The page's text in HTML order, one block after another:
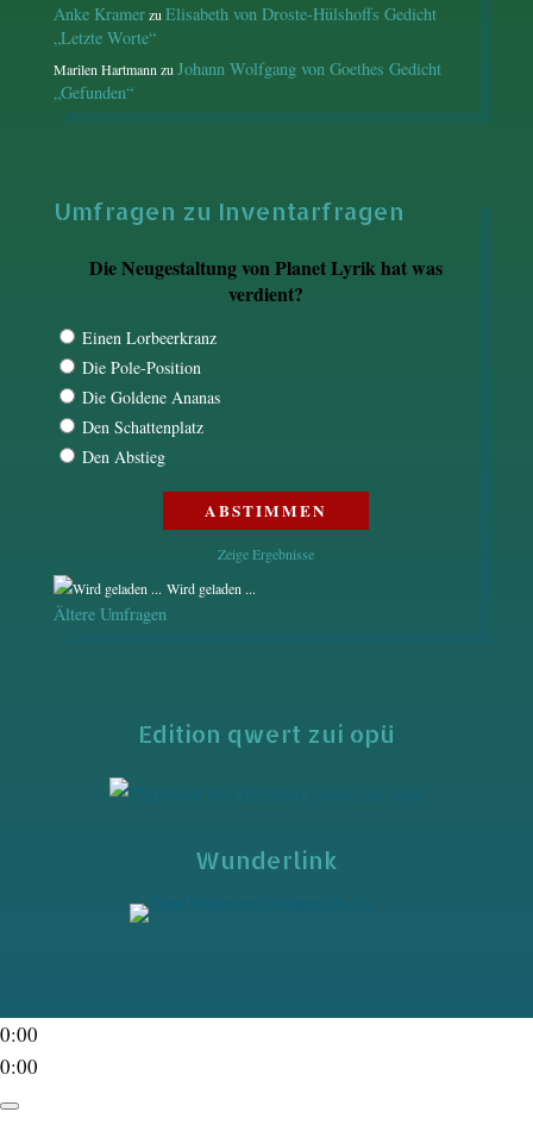
Anke Kramerzu Elisabeth von Droste-Hülshoffs Gedicht
„Letzte Worte“
Marilen Hartmann zu Johann Wolfgang von Goethes Gedicht
„Gefunden“
Umfragen zu Inventarfragen
Die Neugestaltung von Planet Lyrik hat was
verdient?
Einen Lorbeerkranz
Die Pole-Position
Die Goldene Ananas
Den Schattenplatz
Den Abstieg
Zeige Ergebnisse
Wird geladen ...
Ältere Umfragen
Edition qwert zui opü
Wunderlink
0:00
0:00